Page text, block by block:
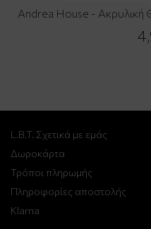
Andrea House - Ακρυλική
L.B.T. Σχετικά με εμάς
Δωροκάρτα
Τρόποι πληρωμής
Πληροφορίες αποστολής
Klarna